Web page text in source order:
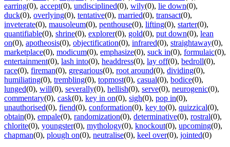
earring(0), accept(0), undisciplined(0), wily(0), lie down(0),
duck(0), overlying(0), tentative(0), married(0), transact(0),
inveterate(0), mausoleum(0), penthouse(0), lifting(0), starter(0),
quantifiable(0), shrine(0), explorer(0), gold(0), put down(0), lean
on(0), apotheosis(0), objectification(0), infrared(0), straightaway(0),
marketplace(0), modicum(0), emphasize(0), suck in(0), formulaic(0),
entertainment(0), lash into(0), headdress(0), lay off(0), bedroll(0),
race(0), fireman(0), gregarious(0), root around(0), dividing(0),
humiliating(0), trembling(0), topmost(0), casual(0), bodice(0),
lunged(0), will(0), severally(0), hellish(0), serve(0), neurogenic(0),
commentary(0), cask(0), key in on(0), sigh(0), pop in(0),
unauthorised(0), fiend(0), conformation(0), key to(0), quizzical(0),
obtain(0), empale(0), randomization(0), determinative(0), rostral(0),
chlorite(0), youngster(0), mythology(0), knockout(0), upcoming(0),
chapman(0), plough on(0), neutralise(0), keel over(0), jointed(0)